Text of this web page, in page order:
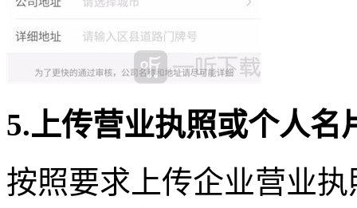
5.上传营业执照或个人名
按照要求上传企业营业